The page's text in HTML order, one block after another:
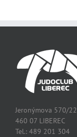
Jeronýmova 570/22
460 07 LIBEREC
Tel.: 489 201 304